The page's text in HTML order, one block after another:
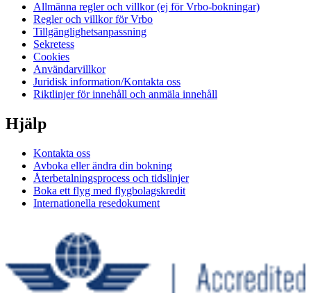
Allmänna regler och villkor (ej för Vrbo-bokningar)
Regler och villkor för Vrbo
Tillgänglighetsanpassning
Sekretess
Cookies
Användarvillkor
Juridisk information/Kontakta oss
Riktlinjer för innehåll och anmäla innehåll
Hjälp
Kontakta oss
Avboka eller ändra din bokning
Återbetalningsprocess och tidslinjer
Boka ett flyg med flygbolagskredit
Internationella resedokument